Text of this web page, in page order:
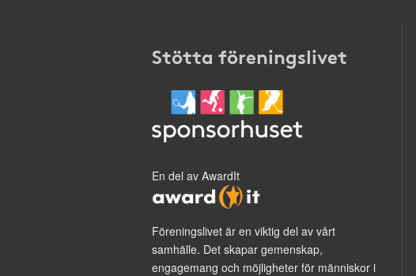
Stötta föreningslivet
En del av AwardIt
Föreningslivet är en viktig del av vårt
samhälle. Det skapar gemenskap,
engagemang och möjligheter för människor i